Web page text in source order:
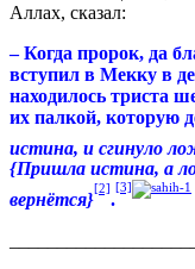
Аллах, сказал:
– Когда пророк, да
вступил в Мекку в
находилось триста
их палкой, которую
истина, и сгинуло
{Пришла истина, а
вернётся}
[2]
.
[3]